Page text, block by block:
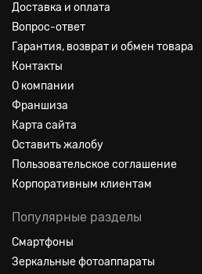
Доставка и оплата
Вопрос-ответ
Гарантия, возврат и обмен товара
Контакты
О компании
Франшиза
Карта сайта
Оставить жалобу
Пользовательское соглашение
Корпоративным клиентам
Популярные разделы
Смартфоны
Зеркальные фотоаппараты